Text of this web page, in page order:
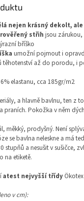
nejen krásný dekolt,
střih jsou
bříško
umožní pojmout i
těhotenství až do porodu, i
elastanu, cca 185gr/m2
a hlavně bavlnu, ten z
Pokožka v něm
měkký, prodyšný. Není
se bavlna neleskne a má
stupňů a nesušit v sušičce,
na etiketě.
atest nejvyšší třídy
v cm):